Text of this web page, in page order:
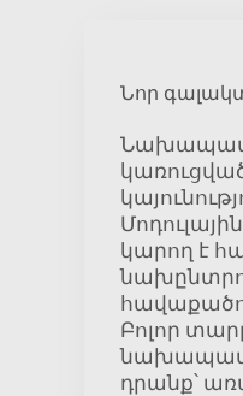
Նոր
կարող է
Բոլոր
դրանք՝